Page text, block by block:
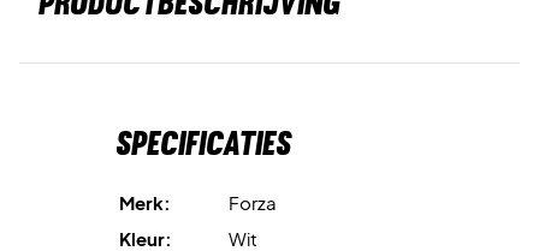
Specificaties
Merk:
Forza
Kleur:
Wit